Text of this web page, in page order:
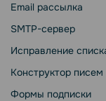
Email рассылка
SMTP-сервер
Исправление
Конструктор писем
Формы подписки